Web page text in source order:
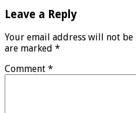
Leave a Reply
Your email address will not be
are marked *
Comment *